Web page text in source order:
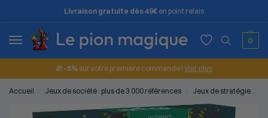
Livraison gratuite dès 49€ en point relais
0
🎁 -5% sur votre première commande ! Voir plus
Accueil Jeux de société : plus de 3 000 références Jeux de stratégie